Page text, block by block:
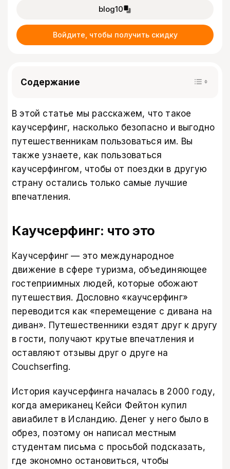
blog10
Войдите, чтобы получить скидку
Содержание
В этой статье мы расскажем, что такое
каучсерфинг, насколько безопасно и выгодно
путешественникам пользоваться им. Вы
также узнаете, как пользоваться
каучсерфингом, чтобы от поездки в другую
страну остались только самые лучшие
впечатления.
Каучсерфинг: что это
Каучсерфинг — это международное
движение в сфере туризма, объединяющее
гостеприимных людей, которые обожают
путешествия. Дословно «каучсерфинг»
переводится как «перемещение с дивана на
диван». Путешественники ездят друг к другу
в гости, получают крутые впечатления и
оставляют отзывы друг о друге на
Couchserfing.
История каучсерфинга началась в 2000 году,
когда американец Кейси Фейтон купил
авиабилет в Исландию. Денег у него было в
обрез, поэтому он написал местным
студентам письма с просьбой подсказать,
где экономно остановиться, чтобы